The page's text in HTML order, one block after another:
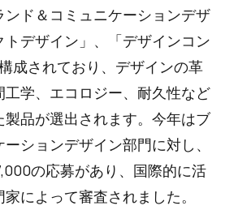
ド＆コミュニケーションデザ
トデザイン」、「デザインコン
成されており、デザインの革
学、エコロジー、耐久性など
品が選出されます。今年はブ
ションデザイン部門に対し、
の応募があり、国際的に活
によって審査されました。